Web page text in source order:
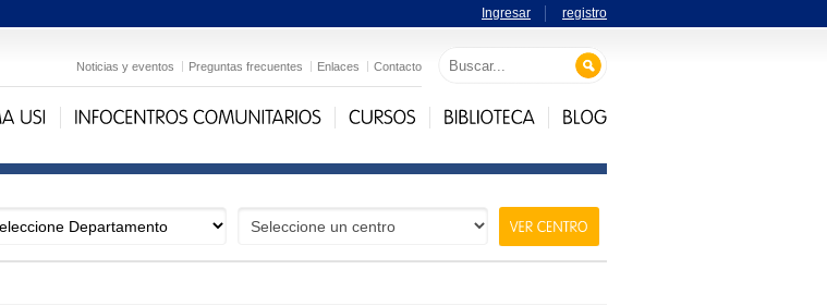
Ingresar registro
Noticias y eventos Preguntas frecuentes Enlaces Contacto